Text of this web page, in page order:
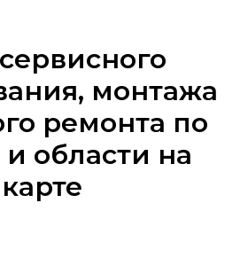
монтажа
ремонта по
области на
карте